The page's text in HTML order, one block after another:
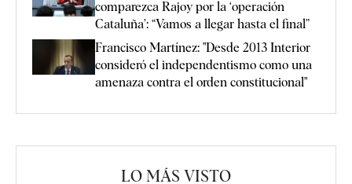
comparezca Rajoy por la ‘operación
Cataluña’: “Vamos a llegar hasta el final”
Francisco Martínez: "Desde 2013 Interior
consideró el independentismo como una
amenaza contra el orden constitucional"
LO MÁS VISTO